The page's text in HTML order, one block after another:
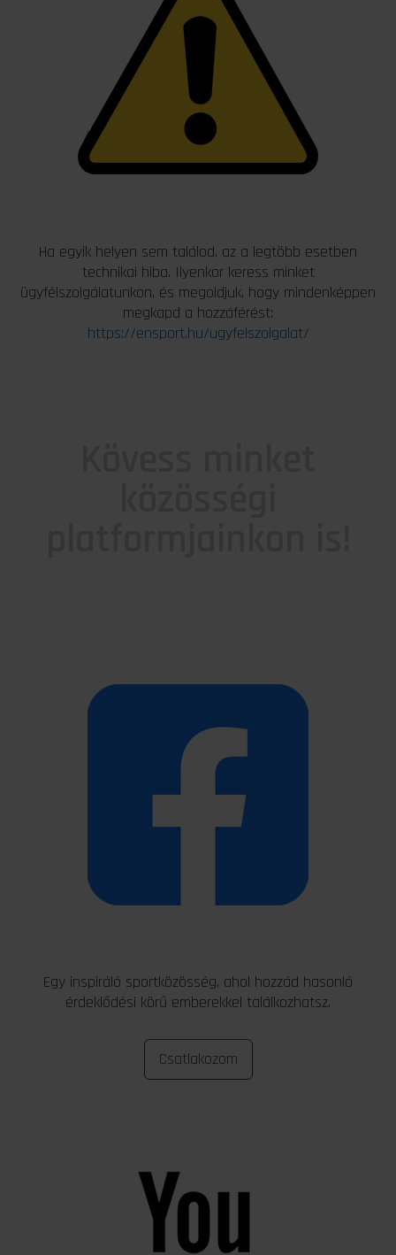
Ha egyik helyen sem találod, az a legtöbb esetben
technikai hiba. Ilyenkor keress minket
ügyfélszolgálatunkon, és megoldjuk, hogy mindenképpen
megkapd a hozzáférést:
https://ensport.hu/ugyfelszolgalat/
Egy inspiráló sportközösség, ahol hozzád hasonló
érdeklődési körű emberekkel találkozhatsz.
Csatlakozom